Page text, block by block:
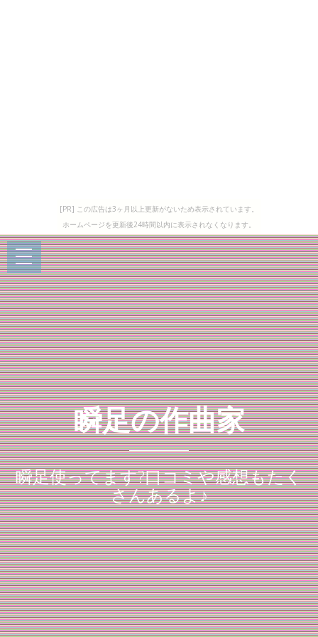
[PR] この広告は3ヶ月以上更新がないため表示されています。
ホームページを更新後24時間以内に表示されなくなります。
瞬足の作曲家
瞬足使ってます?口コミや感想もたく
さんあるよ♪